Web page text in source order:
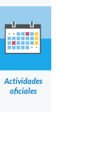
Actividades
oficiales